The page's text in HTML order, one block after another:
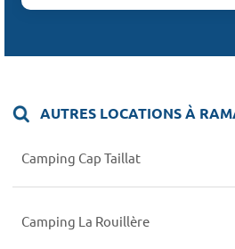
AUTRES LOCATIONS À
Camping Cap Taillat
Camping La Rouillère